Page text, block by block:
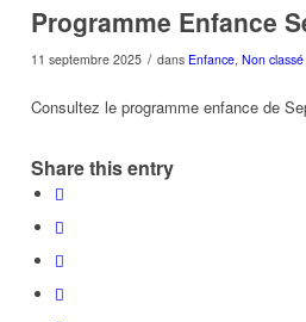
Programme Enfance
11 septembre 2025 / dans Enfance, Non classé
Consultez le programme enfance de
Share this entry